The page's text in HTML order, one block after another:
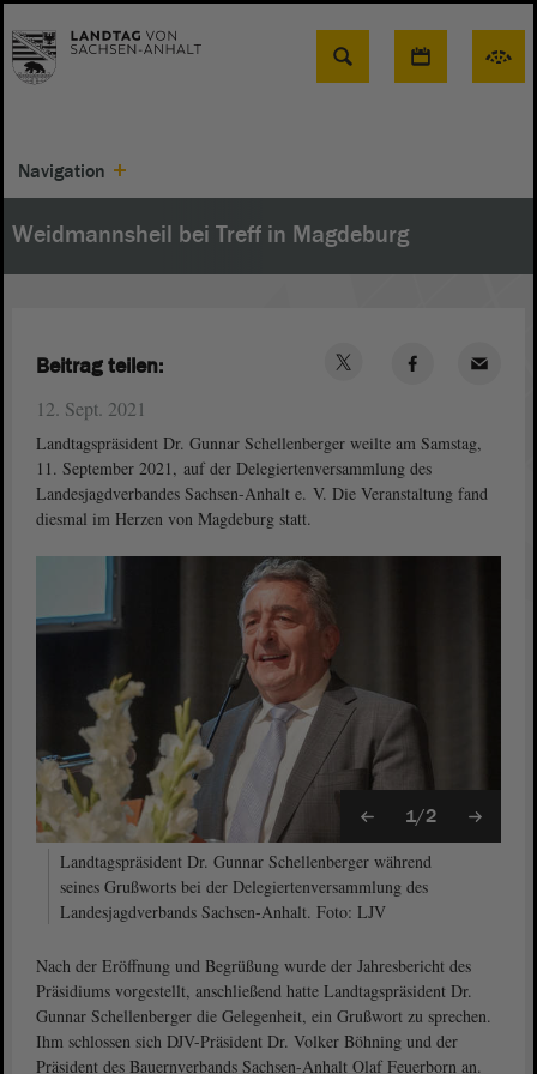
Suche
Navigation
Weidmannsheil bei Treff in Magdeburg
12. Sept. 2021
Landtagspräsident Dr. Gunnar Schellenberger weilte am Samstag,
11. September 2021, auf der Delegiertenversammlung des
Landesjagdverbandes Sachsen-Anhalt e. V. Die Veranstaltung fand
diesmal im Herzen von Magdeburg statt.
1/2
Landtagspräsident Dr. Gunnar Schellenberger während
seines Grußworts bei der Delegiertenversammlung des
Landesjagdverbands Sachsen-Anhalt. Foto: LJV
Nach der Eröffnung und Begrüßung wurde der Jahresbericht des
Präsidiums vorgestellt, anschließend hatte Landtagspräsident Dr.
Gunnar Schellenberger die Gelegenheit, ein Grußwort zu sprechen.
Ihm schlossen sich DJV-Präsident Dr. Volker Böhning und der
Präsident des Bauernverbands Sachsen-Anhalt Olaf Feuerborn an.
Beitrag teilen: